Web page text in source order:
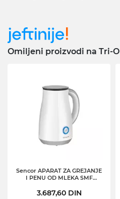
Omiljeni proizvodi na Tri-O
Sencor APARAT ZA GREJANJE
I PENU OD MLEKA SMF
3.687,60 DIN